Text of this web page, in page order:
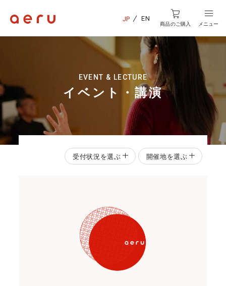
JP EN
商品のご購入 メニュー
EVENT & LECTURE
イベント・講演
受付状況を選ぶ 開催地を選ぶ